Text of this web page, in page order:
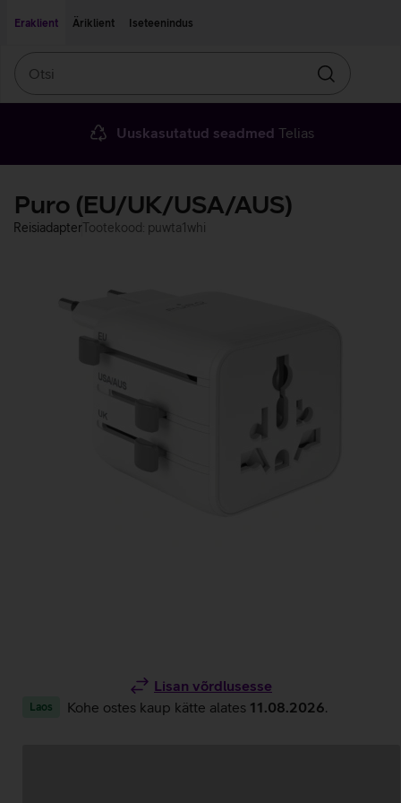
Eraklient
Äriklient Iseteenindus
Otsin
Uuskasutatud seadmed Telias
Puro (EU/UK/USA/AUS)
ReisiadapterTootekood: puwta1whi
Lisan võrdlusesse
Laos Kohe ostes kaup kätte alates 11.08.2026